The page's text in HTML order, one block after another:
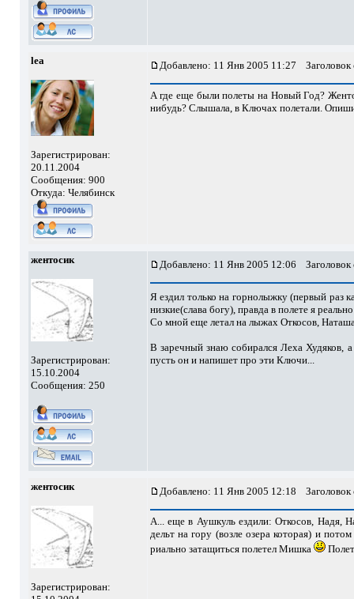
lea
Зарегистрирован:
20.11.2004
Сообщения: 900
Откуда: Челябинск
Добавлено: 11 Янв 2005 11:27
А где еще были полеты на Новый Год?
нибудь? Слышала, в Ключах полетали.
жентосик
Зарегистрирован:
15.10.2004
Сообщения: 250
Добавлено: 11 Янв 2005 12:06
Я ездил только на горнолыжку (первый раз
низкие(слава богу), правда в полете я
Со мной еще летал на лыжах Откосов,
В заречный знаю собирался Леха Худяков,
пусть он и напишет про эти Ключи...
жентосик
Зарегистрирован:
Добавлено: 11 Янв 2005 12:18
А... еще в Аушкуль ездили: Откосов, Надя,
дельт на гору (возле озера которая) и
риально затащиться полетел Мишка
Полет